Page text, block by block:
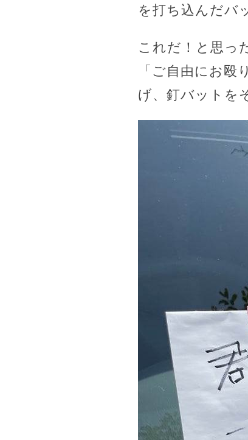
を打ち込んだバ
これだ！と思っ
「ご自由にお
げ、釘バットを